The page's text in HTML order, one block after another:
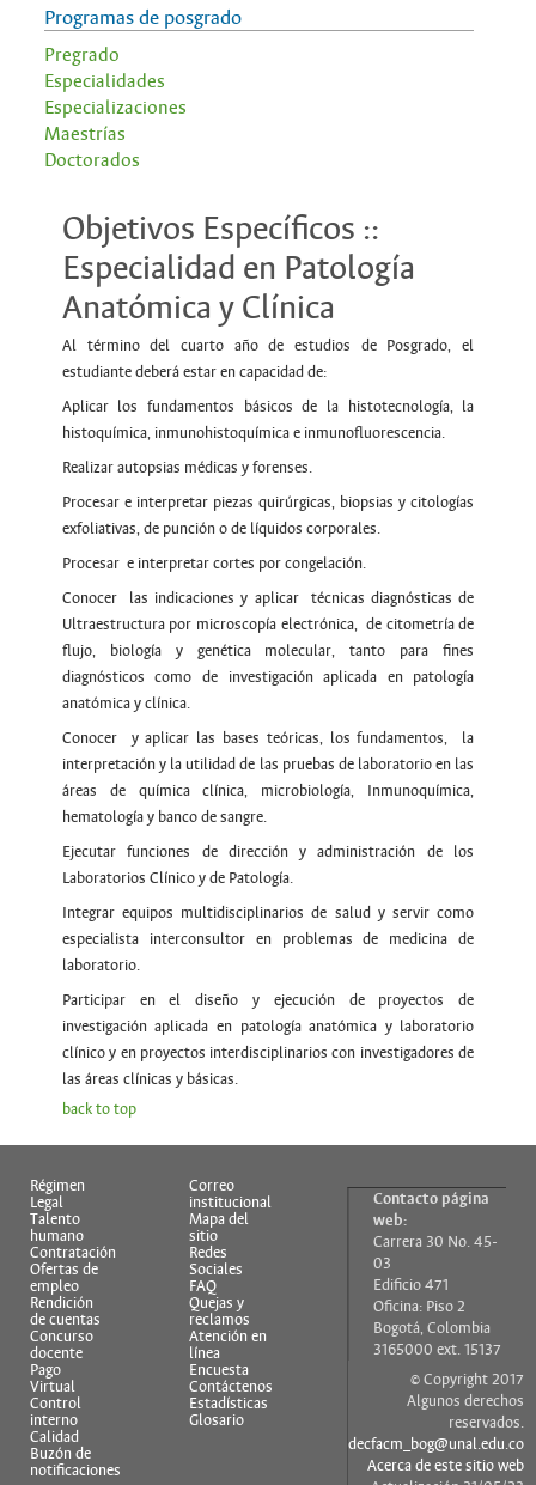
Programas de posgrado
Pregrado
Especialidades
Especializaciones
Maestrías
Doctorados
Objetivos Específicos ::
Especialidad en Patología
Anatómica y Clínica
Al término del cuarto año de estudios de Posgrado, el
estudiante deberá estar en capacidad de:
Aplicar los fundamentos básicos de la histotecnología, la
histoquímica, inmunohistoquímica e inmunofluorescencia.
Realizar autopsias médicas y forenses.
Procesar e interpretar piezas quirúrgicas, biopsias y citologías
exfoliativas, de punción o de líquidos corporales.
Procesar e interpretar cortes por congelación.
Conocer las indicaciones y aplicar técnicas diagnósticas de
Ultraestructura por microscopía electrónica, de citometría de
flujo, biología y genética molecular, tanto para fines
diagnósticos como de investigación aplicada en patología
anatómica y clínica.
Conocer y aplicar las bases teóricas, los fundamentos, la
interpretación y la utilidad de las pruebas de laboratorio en las
áreas de química clínica, microbiología, Inmunoquímica,
hematología y banco de sangre.
Ejecutar funciones de dirección y administración de los
Laboratorios Clínico y de Patología.
Integrar equipos multidisciplinarios de salud y servir como
especialista interconsultor en problemas de medicina de
laboratorio.
Participar en el diseño y ejecución de proyectos de
investigación aplicada en patología anatómica y laboratorio
clínico y en proyectos interdisciplinarios con investigadores de
las áreas clínicas y básicas.
back to top
Régimen
Legal
Talento
humano
Contratación
Ofertas de
empleo
Rendición
de cuentas
Concurso
docente
Pago
Virtual
Control
interno
Calidad
Buzón de
notificaciones
Correo
institucional
Mapa del
sitio
Redes
Sociales
FAQ
Quejas y
reclamos
Atención en
línea
Encuesta
Contáctenos
Estadísticas
Glosario
Contacto página
web:
Carrera 30 No. 45-
03
Edificio 471
Oficina: Piso 2
Bogotá, Colombia
3165000 ext. 15137
© Copyright 2017
Algunos derechos
reservados.
decfacm_bog@unal.edu.co
Acerca de este sitio web